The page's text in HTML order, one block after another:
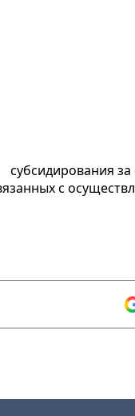
субсидирования
с